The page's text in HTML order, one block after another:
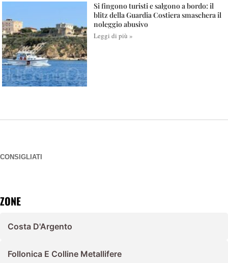
Si fingono turisti e salgono a bordo: il
blitz della Guardia Costiera smaschera il
noleggio abusivo
Leggi di più »
CONSIGLIATI
ZONE
Costa D'Argento
Follonica E Colline Metallifere